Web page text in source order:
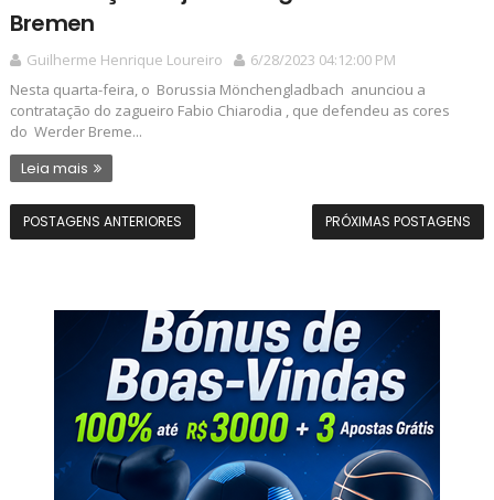
Bremen
Guilherme Henrique Loureiro
6/28/2023 04:12:00 PM
Nesta quarta-feira, o Borussia Mönchengladbach anunciou a
contratação do zagueiro Fabio Chiarodia , que defendeu as cores
do Werder Breme...
Leia mais
POSTAGENS ANTERIORES PRÓXIMAS POSTAGENS